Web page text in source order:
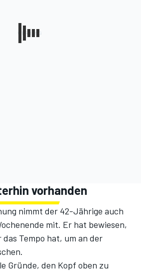
vorhanden
nimmt der 42-Jährige auch
mit. Er hat bewiesen,
Tempo hat, um an der
Gründe, den Kopf oben zu